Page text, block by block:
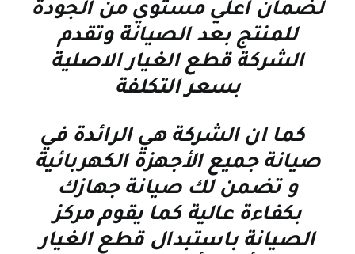
لضمان اعلي مستوي من الجودة
للمنتج بعد الصيانة وتقدم
الشركة قطع الغيار الاصلية
بسعر التكلفة
كما ان الشركة هي الرائدة في
صيانة جميع الأجهزة الكهربائية
و تضمن لك صيانة جهازك
بكفاءة عالية كما يقوم مركز
الصيانة باستبدال قطع الغيار